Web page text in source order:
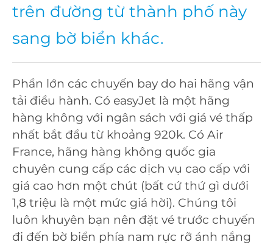
trên đường từ thành phố này
sang bờ biển khác.
Phần lớn các chuyến bay do hai hãng vận
tải điều hành. Có easyJet là một hãng
hàng không với ngân sách với giá vé thấp
nhất bắt đầu từ khoảng 920k. Có Air
France, hãng hàng không quốc gia
chuyên cung cấp các dịch vụ cao cấp với
giá cao hơn một chút (bất cứ thứ gì dưới
1,8 triệu là một mức giá hời). Chúng tôi
luôn khuyên bạn nên đặt vé trước chuyến
đi đến bờ biển phía nam rực rỡ ánh nắng